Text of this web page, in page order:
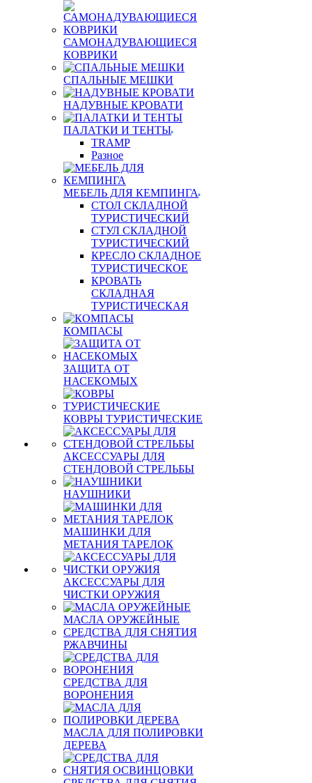
САМОНАДУВАЮЩИЕСЯ
КОВРИКИ
СПАЛЬНЫЕ МЕШКИ
НАДУВНЫЕ КРОВАТИ
ПАЛАТКИ И ТЕНТЫ
TRAMP
Разное
МЕБЕЛЬ ДЛЯ КЕМПИНГА
СТОЛ СКЛАДНОЙ
ТУРИСТИЧЕСКИЙ
СТУЛ СКЛАДНОЙ
ТУРИСТИЧЕСКИЙ
КРЕСЛО СКЛАДНОЕ
ТУРИСТИЧЕСКОЕ
КРОВАТЬ
СКЛАДНАЯ
ТУРИСТИЧЕСКАЯ
КОМПАСЫ
ЗАЩИТА ОТ
НАСЕКОМЫХ
КОВРЫ ТУРИСТИЧЕСКИЕ
АКСЕССУАРЫ ДЛЯ
СТЕНДОВОЙ СТРЕЛЬБЫ
НАУШНИКИ
МАШИНКИ ДЛЯ
МЕТАНИЯ ТАРЕЛОК
АКСЕССУАРЫ ДЛЯ
ЧИСТКИ ОРУЖИЯ
МАСЛА ОРУЖЕЙНЫЕ
СРЕДСТВА ДЛЯ СНЯТИЯ
РЖАВЧИНЫ
СРЕДСТВА ДЛЯ
ВОРОНЕНИЯ
МАСЛА ДЛЯ ПОЛИРОВКИ
ДЕРЕВА